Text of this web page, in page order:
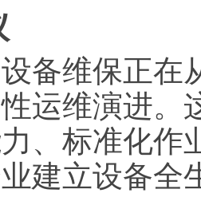
备维保正在
运维演进。
、标准化作
建立设备全